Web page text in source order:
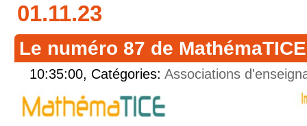
01.11.23
Le numéro 87 de
10:35:00, Catégories:Associations